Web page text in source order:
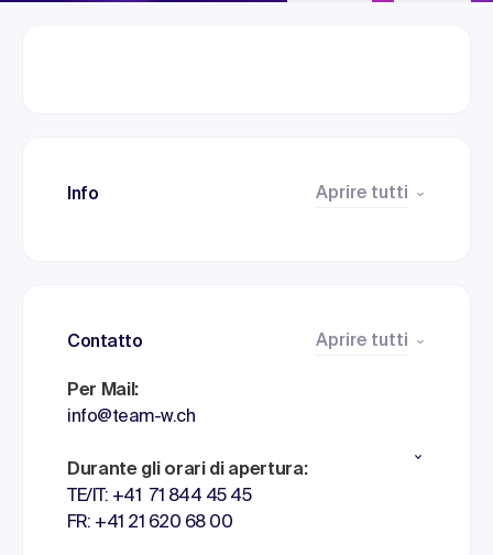
Info Aprire tutti
Contatto Aprire tutti
Per Mail:
info@team-w.ch
Durante gli orari di apertura:
TE/IT: +41 71 844 45 45
FR: +41 21 620 68 00